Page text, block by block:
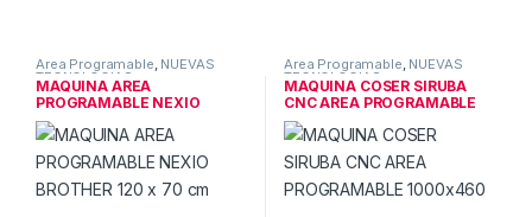
Area Programable, NUEVAS
TECNOLOGIAS
MAQUINA AREA
PROGRAMABLE NEXIO
BROTHER 120 x 70 cm
Area Programable, NUEVAS
TECNOLOGIAS
MAQUINA COSER SIRUBA
CNC AREA PROGRAMABLE
1000×460